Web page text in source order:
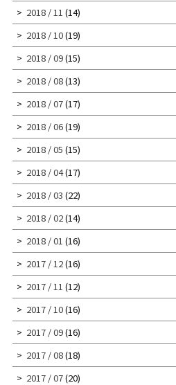
2018 / 11 (14)
2018 / 10(19)
2018 / 09(15)
2018 / 08(13)
2018 / 07(17)
2018 / 06(19)
2018 / 05 (15)
2018 / 04(17)
2018 / 03 (22)
2018 / 02(14)
2018 / 01 (16)
2017 / 12(16)
2017 / 11 (12)
2017 / 10(16)
2017 / 09(16)
2017 / 08(18)
2017 / 07(20)